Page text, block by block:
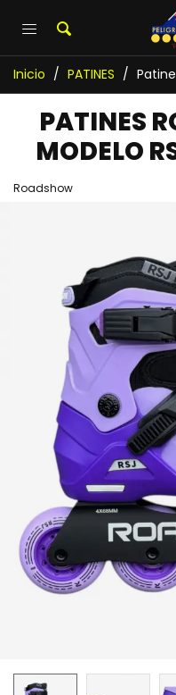
Inicio / PATINES /
PATINES
MODELO
Roadshow